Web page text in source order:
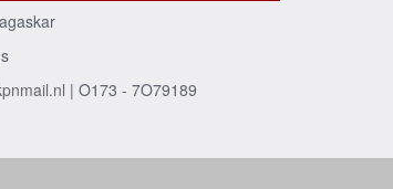
| O173 - 7O79189